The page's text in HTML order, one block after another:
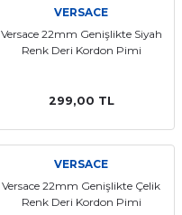
VERSACE
Versace 22mm Genişlikte Siyah
Renk Deri Kordon Pimi
299,00 TL
VERSACE
Versace 22mm Genişlikte Çelik
Renk Deri Kordon Pimi